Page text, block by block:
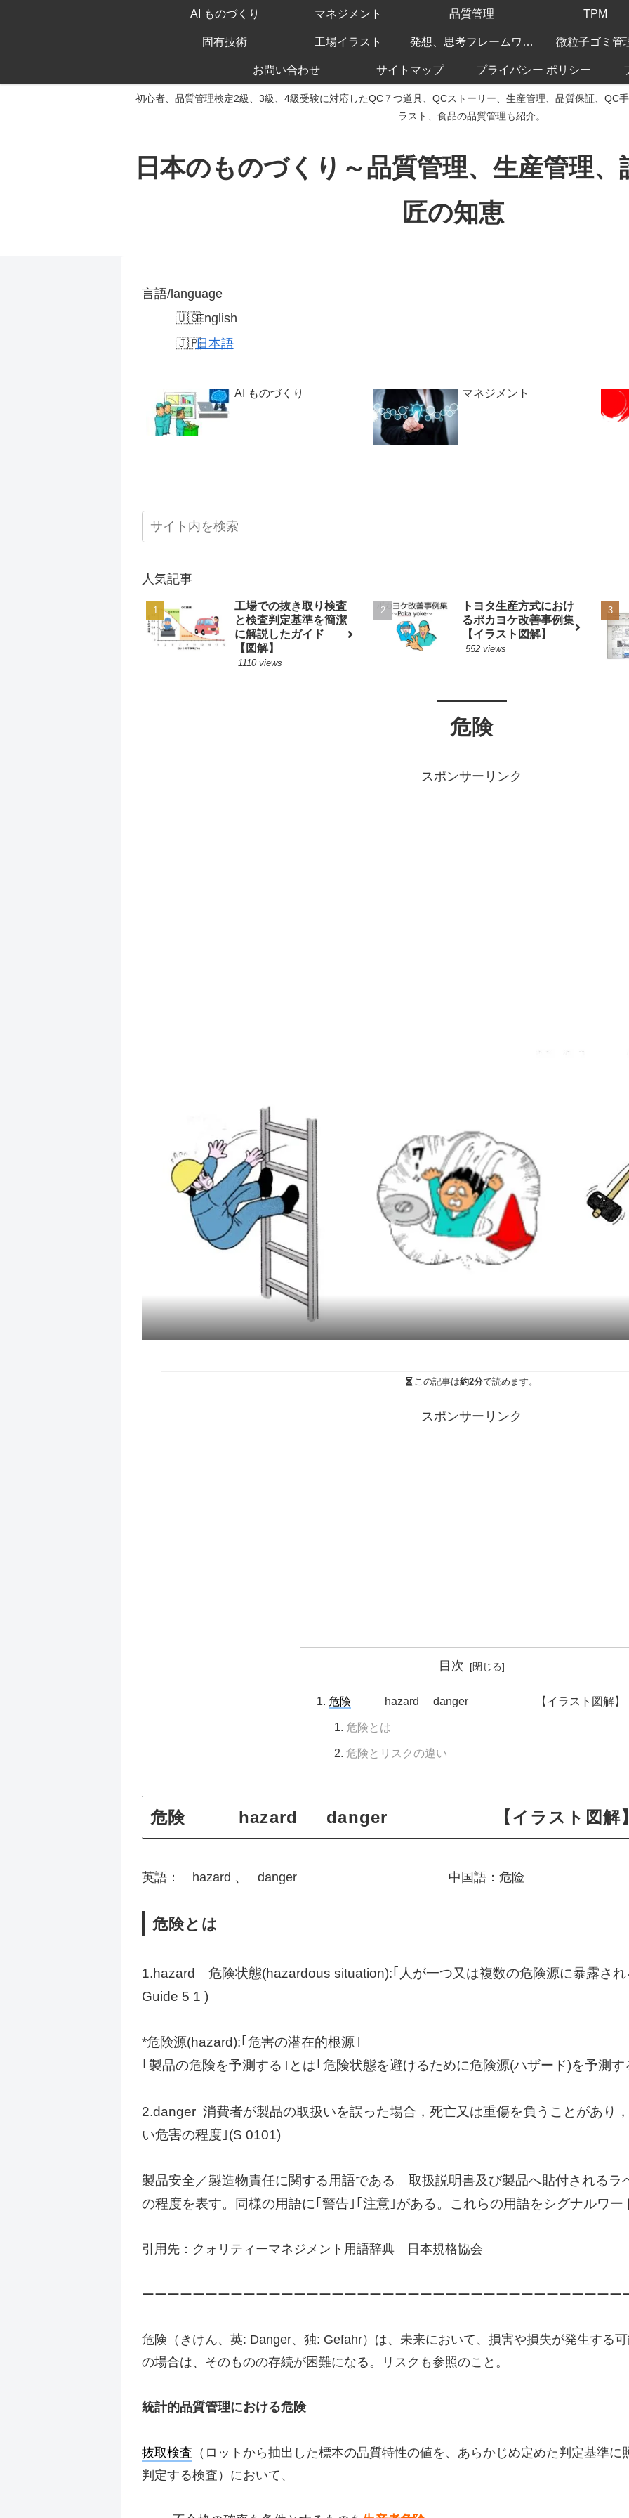
初心者、品質管理検定2級、3級、4級受験に対応したQC７つ道具、QCストーリー、生産管理、品質保証、QC
ラスト、食品の品質管理も紹介。
日本のものづくり～品質管理、生産管理
匠の知恵
AI ものづくり マネジメント 品質管理 TPM
固有技術 工場イラスト 発想、思考フレームワーク 微粒子ゴミ管
お問い合わせ サイトマップ プライバシー ポリシー
言語/language
English
日本語
AI ものづくり マネジメント
人気記事
工場での抜き取り検査
と検査判定基準を簡潔
に解説したガイド
【図解】
1110 views
トヨタ生産方式におけ
るポカヨケ改善事例集
【イラスト図解】
552 views
危険
スポンサーリンク
この記事は約2分で読めます。
スポンサーリンク
目次
危険 hazard danger 【イラスト図解】
危険とは
危険とリスクの違い
危険 hazard danger 【イラスト図解
英語： hazard 、 danger 中国語：危险
危険とは
1.hazard 危険状態(hazardous situation):｢人が一つ又は複数の危険源に暴露さ
Guide 5 1 )
*危険源(hazard):｢危害の潜在的根源｣
｢製品の危険を予測する｣とは｢危険状態を避けるために危険源(ハザード)を予測す
2.danger 消費者が製品の取扱いを誤った場合，死亡又は重傷を負うことがあり
い危害の程度｣(S 0101)
製品安全／製造物責任に関する用語である。取扱説明書及び製品へ貼付されるラ
の程度を表す。同様の用語に｢警告｣｢注意｣がある。これらの用語をシグナルワー
引用先：クォリティーマネジメント用語辞典 日本規格協会
ーーーーーーーーーーーーーーーーーーーーーーーーーーーーーーーーーーーーーー
危険（きけん、英: Danger、独: Gefahr）は、未来において、損害や損失が発生する
の場合は、そのものの存続が困難になる。リスクも参照のこと。
統計的品質管理における危険
抜取検査 （ロットから抽出した標本の品質特性の値を、あらかじめ定めた判定基準
判定する検査）において、